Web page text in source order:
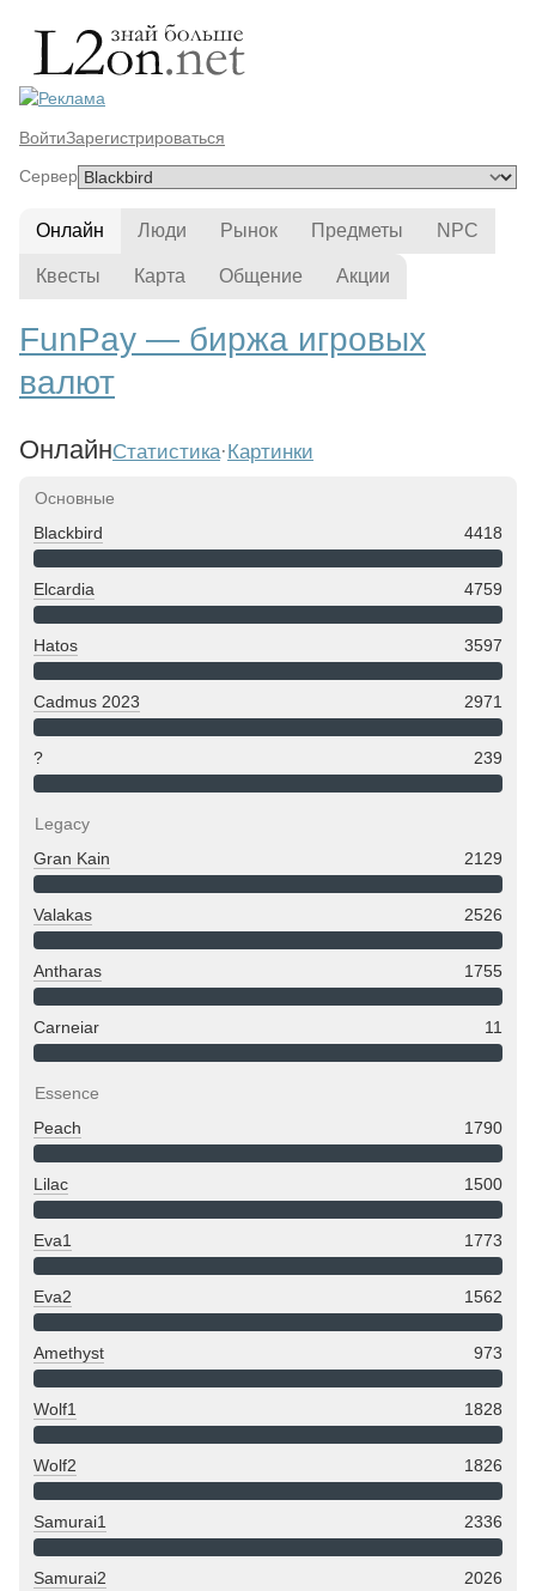
ВойтиЗарегистрироваться
Сервер
Онлайн Люди Рынок Предметы NPC
Квесты Карта Общение Акции
FunPay — биржа игровых
валют
ОнлайнСтатистика·Картинки
Сервер Состояние
Основные
Blackbird
4418
Elcardia 4759
Hatos 3597
Cadmus 2023 2971
? 239
Legacy
Gran Kain
2129
Valakas 2526
Antharas 1755
Carneiar 11
Essence
Peach
1790
Lilac 1500
Eva1 1773
Eva2 1562
Amethyst 973
Wolf1 1828
Wolf2 1826
Samurai1 2336
Samurai2 2026